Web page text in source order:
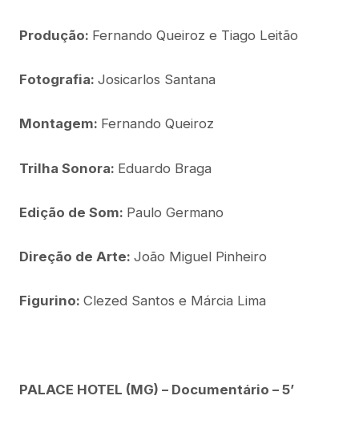
Produção: Fernando Queiroz e Tiago Leitão
Fotografia: Josicarlos Santana
Montagem: Fernando Queiroz
Trilha Sonora: Eduardo Braga
Edição de Som: Paulo Germano
Direção de Arte: João Miguel Pinheiro
Figurino: Clezed Santos e Márcia Lima
PALACE HOTEL (MG) – Documentário – 5’